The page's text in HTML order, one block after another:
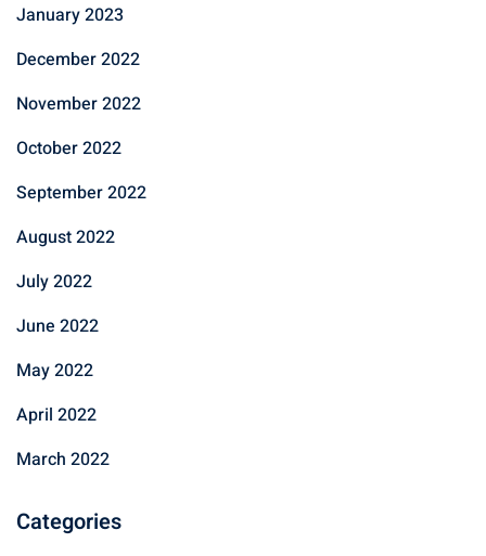
January 2023
December 2022
November 2022
October 2022
September 2022
August 2022
July 2022
June 2022
May 2022
April 2022
March 2022
Categories